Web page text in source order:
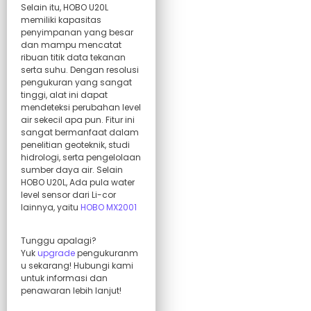
Selain itu, HOBO U20L
memiliki kapasitas
penyimpanan yang besar
dan mampu mencatat
ribuan titik data tekanan
serta suhu. Dengan resolusi
pengukuran yang sangat
tinggi, alat ini dapat
mendeteksi perubahan level
air sekecil apa pun. Fitur ini
sangat bermanfaat dalam
penelitian geoteknik, studi
hidrologi, serta pengelolaan
sumber daya air. Selain
HOBO U20L, Ada pula water
level sensor dari Li-cor
lainnya, yaitu HOBO MX2001
Tunggu apalagi?
Yukupgradepengukuranm
u sekarang! Hubungi kami
untuk informasi dan
penawaran lebih lanjut!